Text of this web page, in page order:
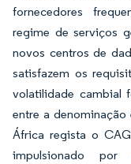
fornecedores
regime de serviços
novos centros de
satisfazem os
volatilidade cambial
entre a denominação
África regista o
impulsionado por